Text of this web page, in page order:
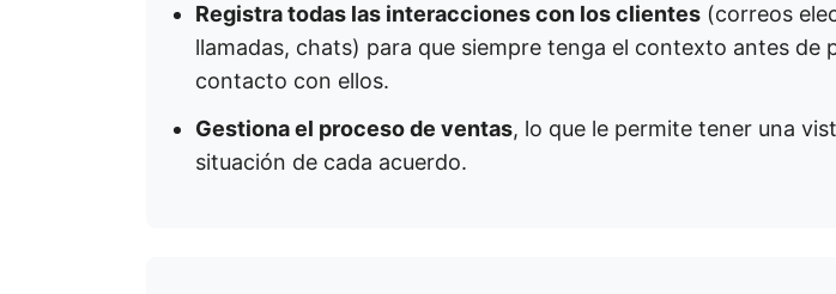
Registra todas las interacciones con los clientes (correos
llamadas, chats) para que siempre tenga el contexto antes de
contacto con ellos.
Gestiona el proceso de ventas, lo que le permite tener una
situación de cada acuerdo.